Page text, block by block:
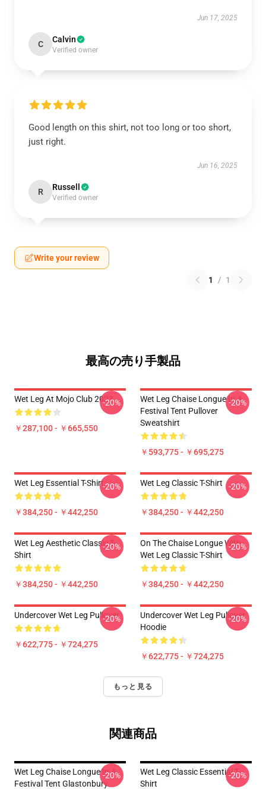
Jun 17, 2025
C Calvin
Verified owner
Good length on this shirt, not too long or too short,
just right.
Jun 16, 2025
R Russell
Verified owner
Write your review
1 / 1
最高の売り手製品
Wet Leg At Mojo Club 2023
￥287,100 - ￥665,550
-20%
Wet Leg Chaise Longue In A
Festival Tent Pullover
Sweatshirt
￥593,775 - ￥695,275
-20%
Wet Leg Essential T-Shirt
￥384,250 - ￥442,250
-20% Wet Leg Classic T-Shirt
￥384,250 - ￥442,250
-20%
Wet Leg Aesthetic Classic T-
Shirt
￥384,250 - ￥442,250
-20%
On The Chaise Longue With
Wet Leg Classic T-Shirt
￥384,250 - ￥442,250
-20%
Undercover Wet Leg Pullover
￥622,775 - ￥724,275
-20%
Undercover Wet Leg Pullover
Hoodie
￥622,775 - ￥724,275
-20%
もっと見る
関連商品
Wet Leg Chaise Longue In A
Festival Tent Glastonbury
-20%
Wet Leg Classic Essential T-
Shirt
-20%